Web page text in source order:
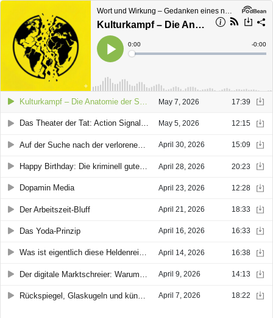
Wort und Wirkung – Gedanken eines neugierigen Textarbeiters
Kulturkampf – Die Anatomie der Spaltung
Play
Current
Time
0:00
Loaded:
Time
-0:00
Kulturkampf – Die Anatomie der Spaltung May 7, 2026 17:39
Das Theater der Tat: Action Signalling als neue Staatsräson May 5, 2026 12:15
April 30, 2026 15:09
Happy Birthday: Die kriminell gute Geschichte des teuersten Liedes der Welt April 28, 2026 20:23
Dopamin Media April 23, 2026 12:28
Der Arbeitszeit-Bluff April 21, 2026 18:33
Das Yoda-Prinzip April 16, 2026 16:33
Was ist eigentlich diese Heldenreise? April 14, 2026 16:38
April 9, 2026 14:13
April 7, 2026 18:22